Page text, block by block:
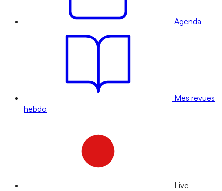
Agenda
Mes revues
hebdo
Live